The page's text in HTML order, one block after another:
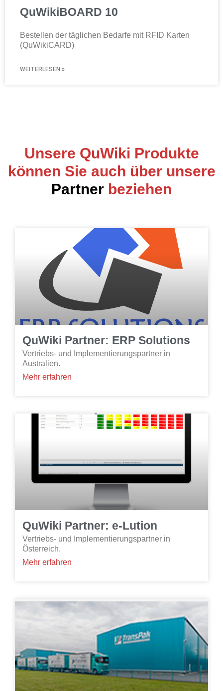
QuWikiBOARD 10
Bestellen der täglichen Bedarfe mit RFID Karten
(QuWikiCARD)
WEITERLESEN »
Unsere QuWiki Produkte
können Sie auch über unsere
Partner beziehen
QuWiki Partner: ERP Solutions
Vertriebs- und Implementierungspartner in
Australien.
Mehr erfahren
QuWiki Partner: e-Lution
Vertriebs- und Implementierungspartner in
Österreich.
Mehr erfahren